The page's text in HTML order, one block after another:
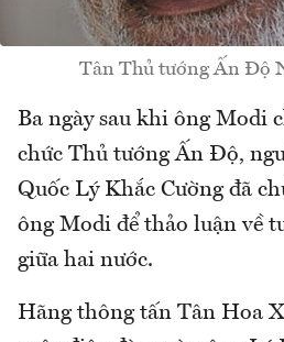
Tân Thủ tướng Ấn Độ
Ba ngày sau khi ông Modi
chức Thủ tướng Ấn Độ,
Quốc Lý Khắc Cường đã
ông Modi để thảo luận về
giữa hai nước.
Hãng thông tấn Tân Hoa